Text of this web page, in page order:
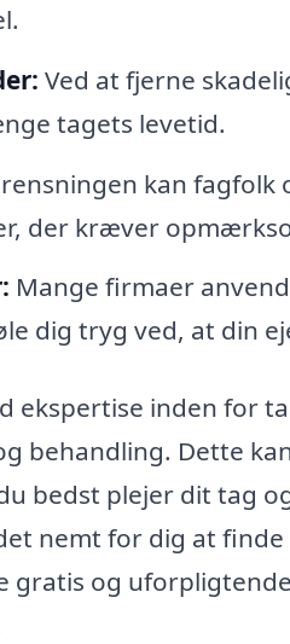
Ved at fjerne
tagets levetid.
kan
der kræver
Mange firmaer
dig tryg ved, at din
ekspertise inden for
behandling. Dette
bedst plejer dit tag
nemt for dig at
gratis og